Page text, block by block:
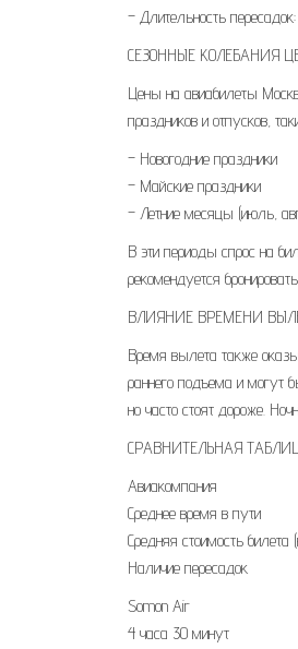
– Длительность
СЕЗОННЫЕ КОЛЕБАНИЯ
Цены на авиабилеты
праздников и отпусков,
– Новогодние праздники
– Майские праздники
– Летние месяцы (июль,
В эти периоды спрос на
рекомендуется
ВЛИЯНИЕ ВРЕМЕНИ
Время вылета также
раннего подъема и могут
но часто стоят дороже.
СРАВНИТЕЛЬНАЯ
Авиакомпания
Среднее время в пути
Средняя стоимость билета
Наличие пересадок
Somon Air
4 часа 30 минут